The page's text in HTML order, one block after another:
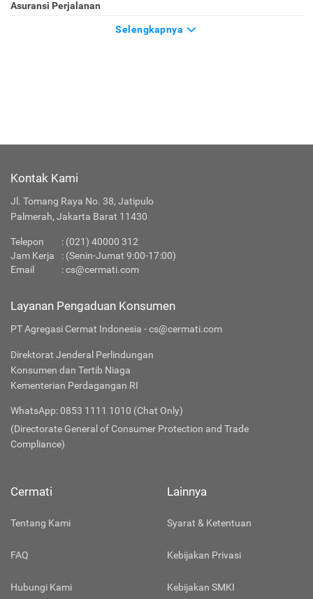
Asuransi Perjalanan
Selengkapnya
Kontak Kami
Jl. Tomang Raya No. 38, Jatipulo
Palmerah, Jakarta Barat 11430
Telepon : (021) 40000 312
Jam Kerja
: (Senin-Jumat 9:00-17:00)
Email
:cs@cermati.com
Layanan Pengaduan Konsumen
PT Agregasi Cermat Indonesia - cs@cermati.com
Direktorat Jenderal Perlindungan
Konsumen dan Tertib Niaga
Kementerian Perdagangan RI
WhatsApp: 0853 1111 1010 (Chat Only)
(Directorate General of Consumer Protection and Trade
Compliance)
Cermati
Tentang Kami
FAQ
Hubungi Kami
Lainnya
Syarat & Ketentuan
Kebijakan Privasi
Kebijakan SMKI